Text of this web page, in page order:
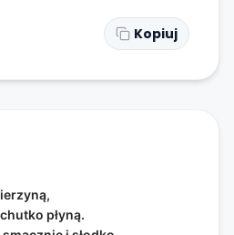
Kopiuj
płyną.